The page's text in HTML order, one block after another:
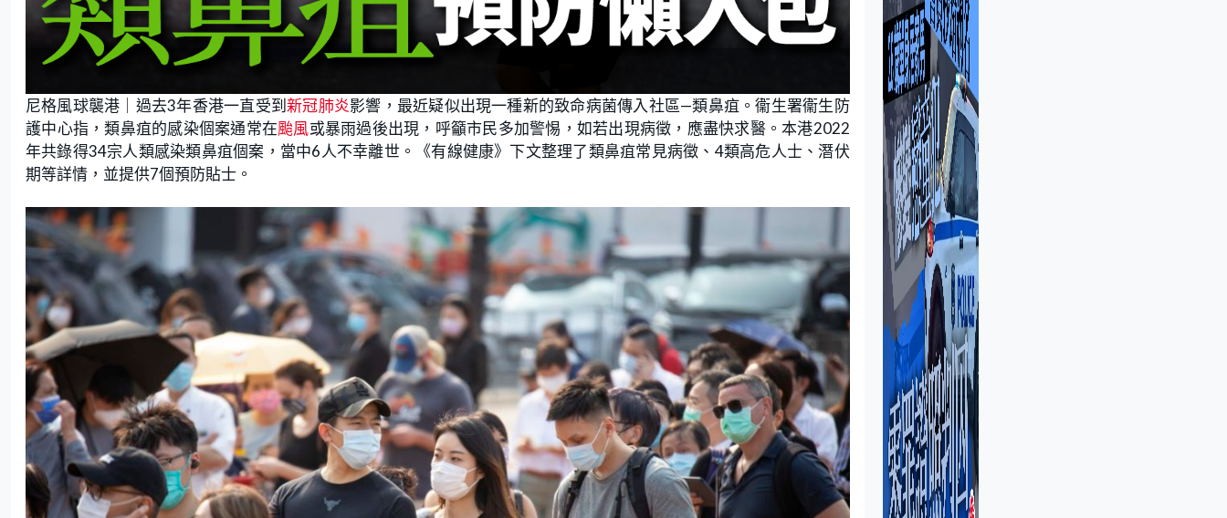
尼格風球襲港｜過去3年香港一直受到新冠肺炎影響，最近疑似出現一種新的致命病菌傳入社區—類鼻疽。衞生署衞生防
護中心指，類鼻疽的感染個案通常在颱風或暴雨過後出現，呼籲市民多加警惕，如若出現病徵，應盡快求醫。本港2022
年共錄得34宗人類感染類鼻疽個案，當中6人不幸離世。《有線健康》下文整理了類鼻疽常見病徵、4類高危人士、潛伏
期等詳情，並提供7個預防貼士。